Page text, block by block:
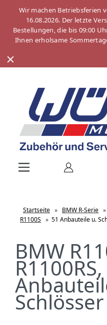
Wir machen Betriebsferien
16.08.2026. Der letzte
Bestellungen, die bis 09:00
Ihnen erholsame
Startseite » BMW R-Serie »
R1100S » 51 Anbauteile u.
BMW
Schlösser